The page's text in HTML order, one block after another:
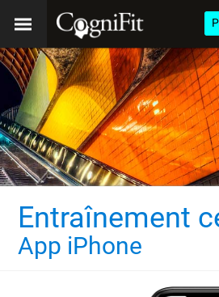
Entraînement
App iPhone